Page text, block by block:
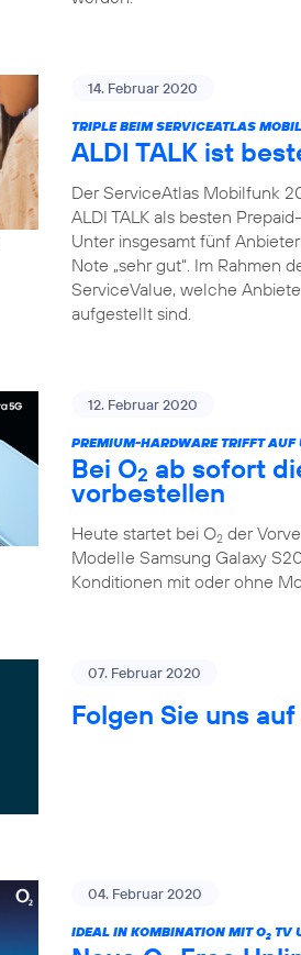
14. Februar 2020
TRIPLE BEIM SERVICEATLAS
ALDI TALK ist
Der ServiceAtlas Mobilfunk
ALDI TALK als besten
Unter insgesamt fünf
Note „sehr gut“. Im Rahmen
ServiceValue, welche
aufgestellt sind.
12. Februar 2020
PREMIUM-HARDWARE TRIFFT
Bei O2 ab sofort
vorbestellen
Heute startet bei O2 der
Modelle Samsung Galaxy
Konditionen mit oder ohne
07. Februar 2020
Folgen Sie uns
04. Februar 2020
IDEAL IN KOMBINATION MIT O2 TV